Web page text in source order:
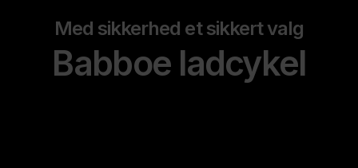
Med sikkerhed et sikkert valg
Babboe ladcykel